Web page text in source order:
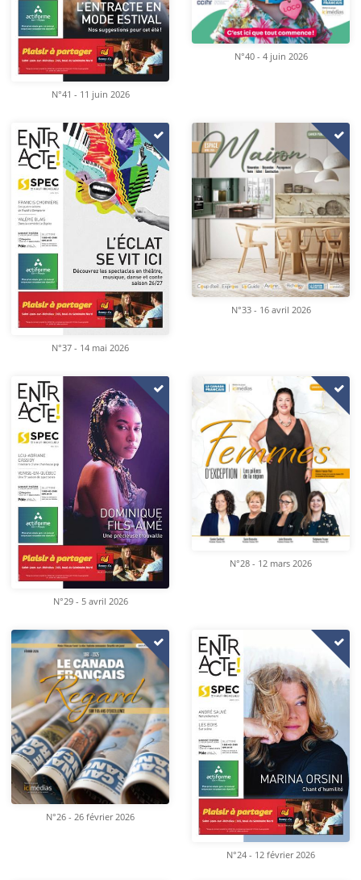
N°41 - 11 juin 2026
N°40 - 4 juin 2026
N°37 - 14 mai 2026
N°33 - 16 avril 2026
N°29 - 5 avril 2026
N°28 - 12 mars 2026
N°26 - 26 février 2026
N°24 - 12 février 2026